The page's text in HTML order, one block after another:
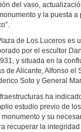
del vaso,
y la puesta a
de Los Luceros es
por el escultor
y situada en la
de Alicante, Alfonso el
Soto y General
ha
estudio previo de
y su
recuperar la